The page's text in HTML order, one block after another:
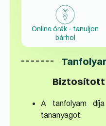
Online órák - tanuljon
bárhol
Biztosított
A tanfolyam
tananyagot.